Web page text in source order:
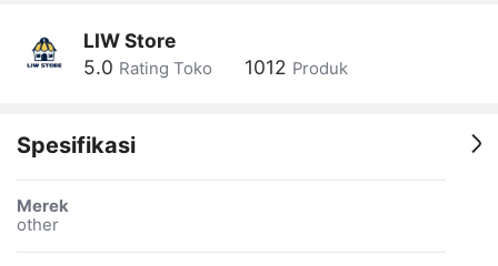
LIW Store
5.0 Rating Toko 1012 Produk
Spesifikasi
Merek
other